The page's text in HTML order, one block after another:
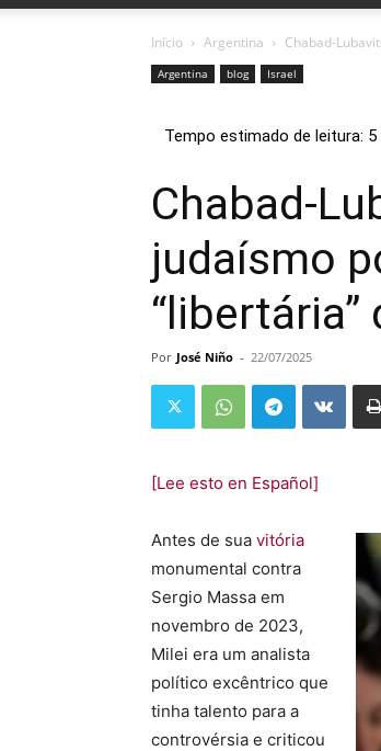
Início Argentina Chabad-
Argentina blog Israel
Chabad-
judaísmo
Por José Niño - 22/07/2025
[Lee esto en Español]
Antes de sua vitória
monumental contra
Sergio Massa em
novembro de 2023,
Milei era um analista
político excêntrico que
tinha talento para a
controvérsia e criticou